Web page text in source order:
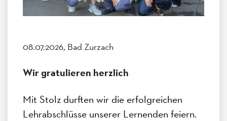
08.07.2026, Bad Zurzach
Wir gratulieren herzlich
Mit Stolz durften wir die erfolgreichen
Lehrabschlüsse unserer Lernenden feiern.